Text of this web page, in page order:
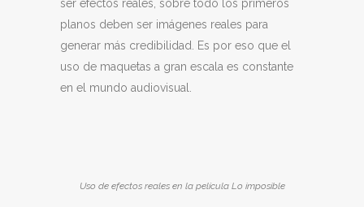
ser efectos reales, sobre todo los primeros
planos deben ser imágenes reales para
generar más credibilidad. Es por eso que el
uso de maquetas a gran escala es constante
en el mundo audiovisual.
Uso de efectos reales en la película Lo imposible